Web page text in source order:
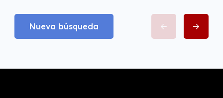
Nueva búsqueda